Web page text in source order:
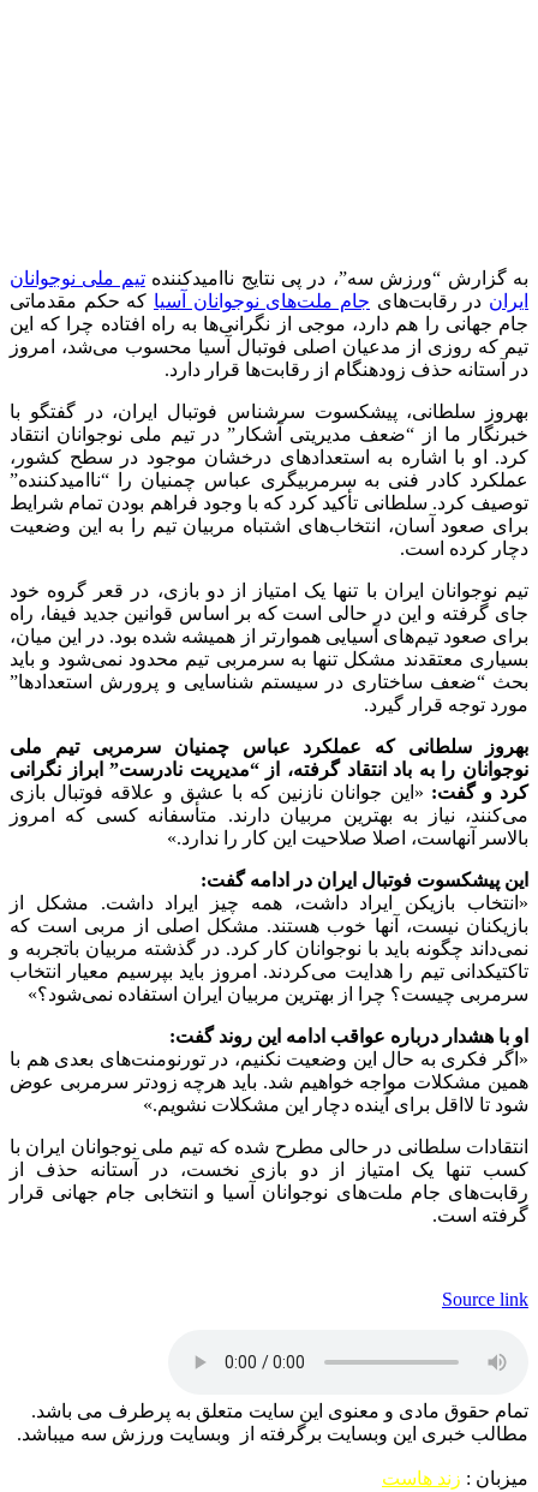
به گزارش “ورزش سه”، در پی نتایج ناامیدکنندهتیم ملی نوجوانان
ایران در رقابت‌های جام ملت‌های نوجوانان آسیا که حکم مقدماتی
جام جهانی را هم دارد، موجی از نگرانی‌ها به راه افتاده چرا که این
تیم که روزی از مدعیان اصلی فوتبال آسیا محسوب می‌شد، امروز
در آستانه حذف زودهنگام از رقابت‌ها قرار دارد.
بهروز سلطانی، پیشکسوت سرشناس فوتبال ایران، در گفتگو با
خبرنگار ما از “ضعف مدیریتی آشکار” در تیم ملی نوجوانان انتقاد
کرد. او با اشاره به استعدادهای درخشان موجود در سطح کشور،
عملکرد کادر فنی به سرمربیگری عباس چمنیان را “ناامیدکننده”
توصیف کرد. سلطانی تأکید کرد که با وجود فراهم بودن تمام شرایط
برای صعود آسان، انتخاب‌های اشتباه مربیان تیم را به این وضعیت
دچار کرده است.
تیم نوجوانان ایران با تنها یک امتیاز از دو بازی، در قعر گروه خود
جای گرفته و این در حالی است که بر اساس قوانین جدید فیفا، راه
برای صعود تیم‌های آسیایی هموارتر از همیشه شده بود. در این میان،
بسیاری معتقدند مشکل تنها به سرمربی تیم محدود نمی‌شود و باید
بحث “ضعف ساختاری در سیستم شناسایی و پرورش استعدادها”
مورد توجه قرار گیرد.
بهروز سلطانی که عملکرد عباس چمنیان سرمربی تیم ملی
نوجوانان را به باد انتقاد گرفته، از “مدیریت نادرست” ابراز نگرانی
کرد و گفت: «این جوانان نازنین که با عشق و علاقه فوتبال بازی
می‌کنند، نیاز به بهترین مربیان دارند. متأسفانه کسی که امروز
بالاسر آنهاست، اصلا صلاحیت این کار را ندارد.»
این پیشکسوت فوتبال ایران در ادامه گفت:
«انتخاب بازیکن ایراد داشت، همه چیز ایراد داشت. مشکل از
بازیکنان نیست، آنها خوب هستند. مشکل اصلی از مربی است که
نمی‌داند چگونه باید با نوجوانان کار کرد. در گذشته مربیان باتجربه و
تاکتیکدانی تیم را هدایت می‌کردند. امروز باید بپرسیم معیار انتخاب
سرمربی چیست؟ چرا از بهترین مربیان ایران استفاده نمی‌شود؟»
او با هشدار درباره عواقب ادامه این روند گفت:
«اگر فکری به حال این وضعیت نکنیم، در تورنومنت‌های بعدی هم با
همین مشکلات مواجه خواهیم شد. باید هرچه زودتر سرمربی عوض
شود تا لااقل برای آینده دچار این مشکلات نشویم.»
انتقادات سلطانی در حالی مطرح شده که تیم ملی نوجوانان ایران با
کسب تنها یک امتیاز از دو بازی نخست، در آستانه حذف از
رقابت‌های جام ملت‌های نوجوانان آسیا و انتخابی جام جهانی قرار
گرفته است.
Source link
تمام حقوق مادی و معنوی این سایت متعلق به پرطرف می باشد.
مطالب خبری این وبسایت برگرفته از وبسایت ورزش سه میباشد.
میزبان : زند هاست